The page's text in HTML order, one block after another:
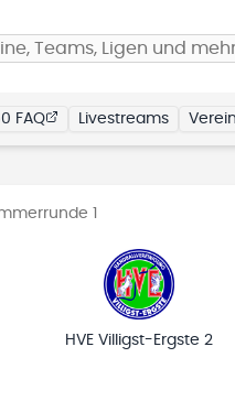
Teams, Ligen und
FAQ Livestreams
1
HVE Villigst-Ergste 2